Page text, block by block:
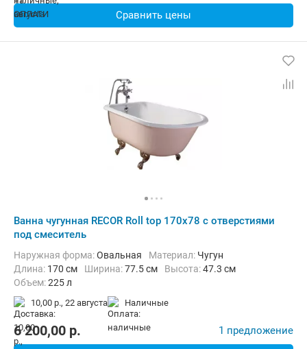
Сравнить цены
Ванна чугунная RECOR Roll top 170x78 с отверстиями
под смеситель
Наружная форма:Овальная Материал: Чугун
Длина: 170 см Ширина:77.5 см Высота:47.3 см
Объем:225 л
10,00 р., 22 августа наличные
6 200,00 p. 1 предложение